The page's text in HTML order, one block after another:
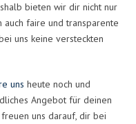
bieten wir dir nicht nur
auch faire und transparente
uns keine versteckten
uns heute noch und
Angebot für deinen
uns darauf, dir bei